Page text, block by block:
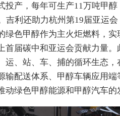
投产，每年可生产11万吨甲醇
吉利还助力杭州第19届亚运
绿色甲醇作为主火炬燃料，实
首届碳中和亚运会贡献力量。
运、站、车、捕的循环生态，
输配送体系、甲醇车辆应用端
动绿色甲醇能源和甲醇汽车的